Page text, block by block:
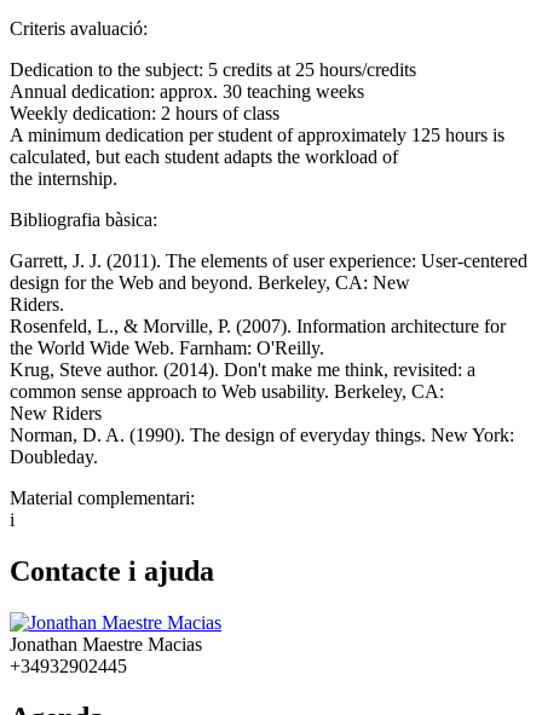
Criteris avaluació:
Dedication to the subject: 5 credits at 25 hours/credits
Annual dedication: approx. 30 teaching weeks
Weekly dedication: 2 hours of class
A minimum dedication per student of approximately 125 hours is
calculated, but each student adapts the workload of
the internship.
Bibliografia bàsica:
Garrett, J. J. (2011). The elements of user experience: User-centered
design for the Web and beyond. Berkeley, CA: New
Riders.
Rosenfeld, L., & Morville, P. (2007). Information architecture for
the World Wide Web. Farnham: O'Reilly.
Krug, Steve author. (2014). Don't make me think, revisited: a
common sense approach to Web usability. Berkeley, CA:
New Riders
Norman, D. A. (1990). The design of everyday things. New York:
Doubleday.
Material complementari:
i
Contacte i ajuda
Jonathan Maestre Macias
+34932902445